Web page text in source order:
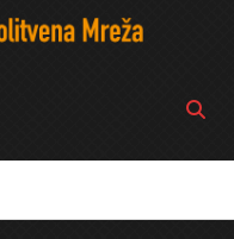
Open
bar